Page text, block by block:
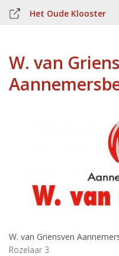
Het Oude Klooster
W. van
W. van Griensven
Rozelaar 3